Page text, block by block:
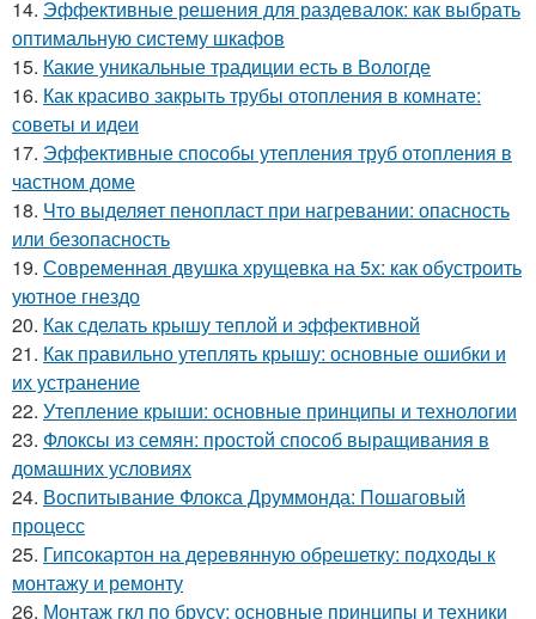
14. Эффективные решения для раздевалок: как выбрать
оптимальную систему шкафов
15. Какие уникальные традиции есть в Вологде
16. Как красиво закрыть трубы отопления в комнате:
советы и идеи
17. Эффективные способы утепления труб отопления в
частном доме
18. Что выделяет пенопласт при нагревании: опасность
или безопасность
19. Современная двушка хрущевка на 5х: как обустроить
уютное гнездо
20. Как сделать крышу теплой и эффективной
21. Как правильно утеплять крышу: основные ошибки и
их устранение
22. Утепление крыши: основные принципы и технологии
23. Флоксы из семян: простой способ выращивания в
домашних условиях
24. Воспитывание Флокса Друммонда: Пошаговый
процесс
25. Гипсокартон на деревянную обрешетку: подходы к
монтажу и ремонту
26. Монтаж гкл по брусу: основные принципы и техники